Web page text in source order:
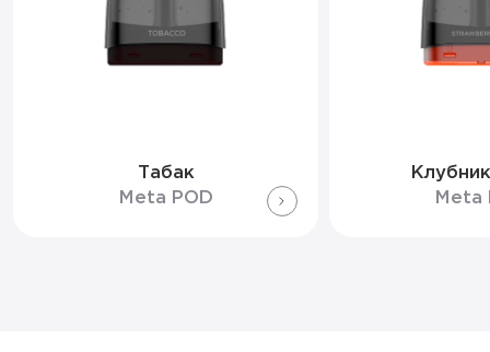
Табак
Meta POD
Meta